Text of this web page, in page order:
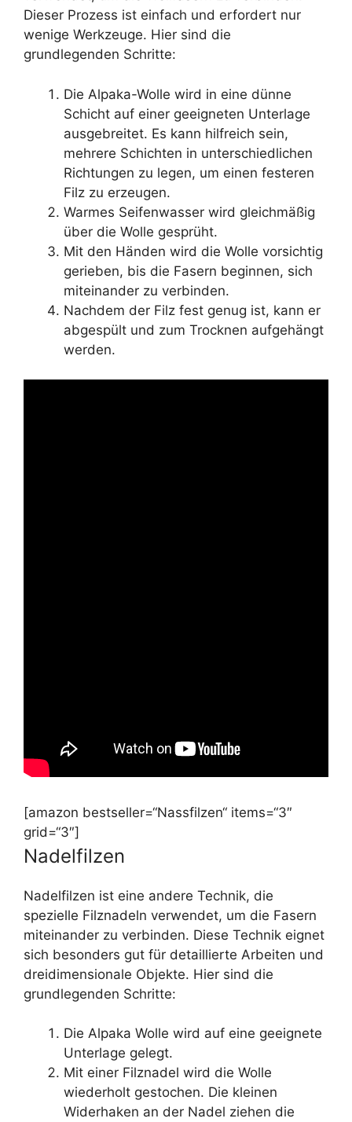
Dieser Prozess ist einfach und erfordert nur
wenige Werkzeuge. Hier sind die
grundlegenden Schritte:
Die Alpaka-Wolle wird in eine dünne
Schicht auf einer geeigneten Unterlage
ausgebreitet. Es kann hilfreich sein,
mehrere Schichten in unterschiedlichen
Richtungen zu legen, um einen festeren
Filz zu erzeugen.
Warmes Seifenwasser wird gleichmäßig
über die Wolle gesprüht.
Mit den Händen wird die Wolle vorsichtig
gerieben, bis die Fasern beginnen, sich
miteinander zu verbinden.
Nachdem der Filz fest genug ist, kann er
abgespült und zum Trocknen aufgehängt
werden.
[amazon bestseller=“Nassfilzen“ items=“3″
grid=“3″]
Nadelfilzen
Nadelfilzen ist eine andere Technik, die
spezielle Filznadeln verwendet, um die Fasern
miteinander zu verbinden. Diese Technik eignet
sich besonders gut für detaillierte Arbeiten und
dreidimensionale Objekte. Hier sind die
grundlegenden Schritte:
Die Alpaka Wolle wird auf eine geeignete
Unterlage gelegt.
Mit einer Filznadel wird die Wolle
wiederholt gestochen. Die kleinen
Widerhaken an der Nadel ziehen die